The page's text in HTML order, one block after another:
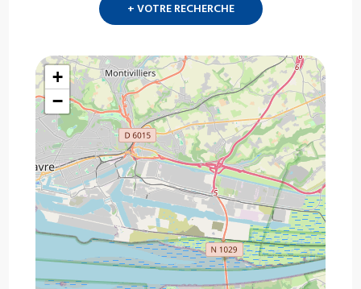
+ VOTRE RECHERCHE
+
−